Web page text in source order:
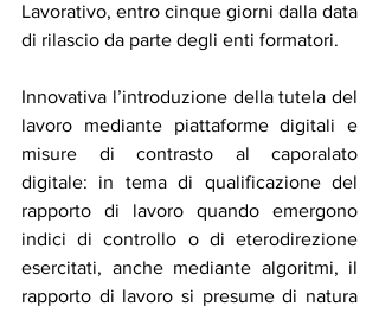
Lavorativo, entro cinque giorni dalla data
di rilascio da parte degli enti formatori.
Innovativa l’introduzione della tutela del
lavoro mediante piattaforme digitali e
misure di contrasto al caporalato
digitale: in tema di qualificazione del
rapporto di lavoro quando emergono
indici di controllo o di eterodirezione
esercitati, anche mediante algoritmi, il
rapporto di lavoro si presume di natura